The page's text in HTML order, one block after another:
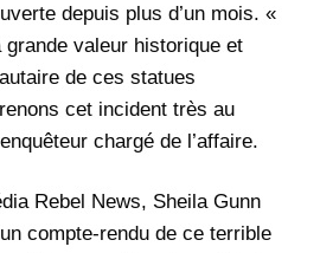
depuis plus d’un mois. «
valeur historique et
de ces statues
cet incident très au
chargé de l’affaire.
Rebel News, Sheila Gunn
compte-rendu de ce terrible